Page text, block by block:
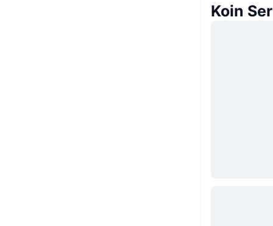
Koin